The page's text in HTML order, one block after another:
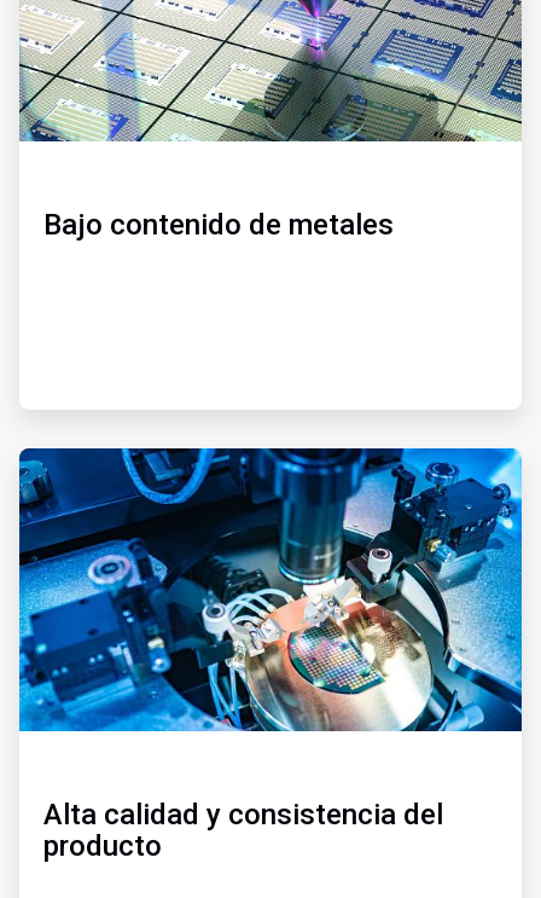
Bajo contenido de metales
ArticleTile
3
de
3
Alta calidad y consistencia del
producto